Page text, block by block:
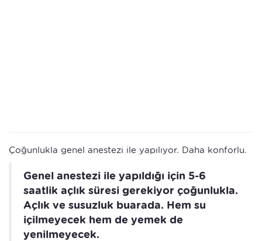
Çoğunlukla genel anestezi ile yapılıyor. Daha konforlu.
Genel anestezi ile yapıldığı için 5-6
saatlik açlık süresi gerekiyor çoğunlukla.
Açlık ve susuzluk buarada. Hem su
içilmeyecek hem de yemek de
yenilmeyecek.